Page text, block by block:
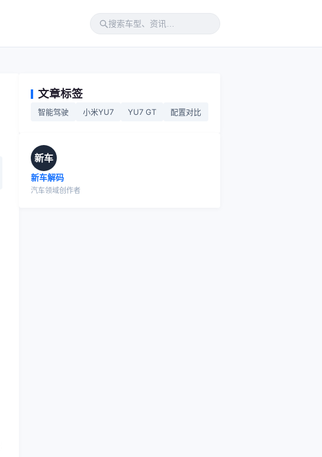
文章标签
智能驾驶 小米YU7 YU7 GT 配置对比
新车
新车解码
汽车领域创作者